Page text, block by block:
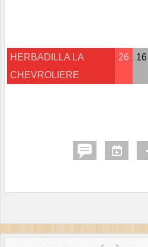
HERBADILLA LA
CHEVROLIERE
26 16